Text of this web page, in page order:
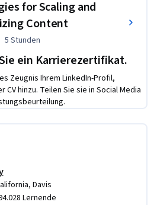
specialization ask learners to
authentic content marketing
a scalable content strategy,
and user engagement, and
optimization, and
real-world problems that mirror
workflows.
for Scaling and
Content
Stunden
5 Stunden
ein Karrierezertifikat.
Zeugnis Ihrem LinkedIn-Profil,
CV hinzu. Teilen Sie sie in Social Media
Davis
Lernende